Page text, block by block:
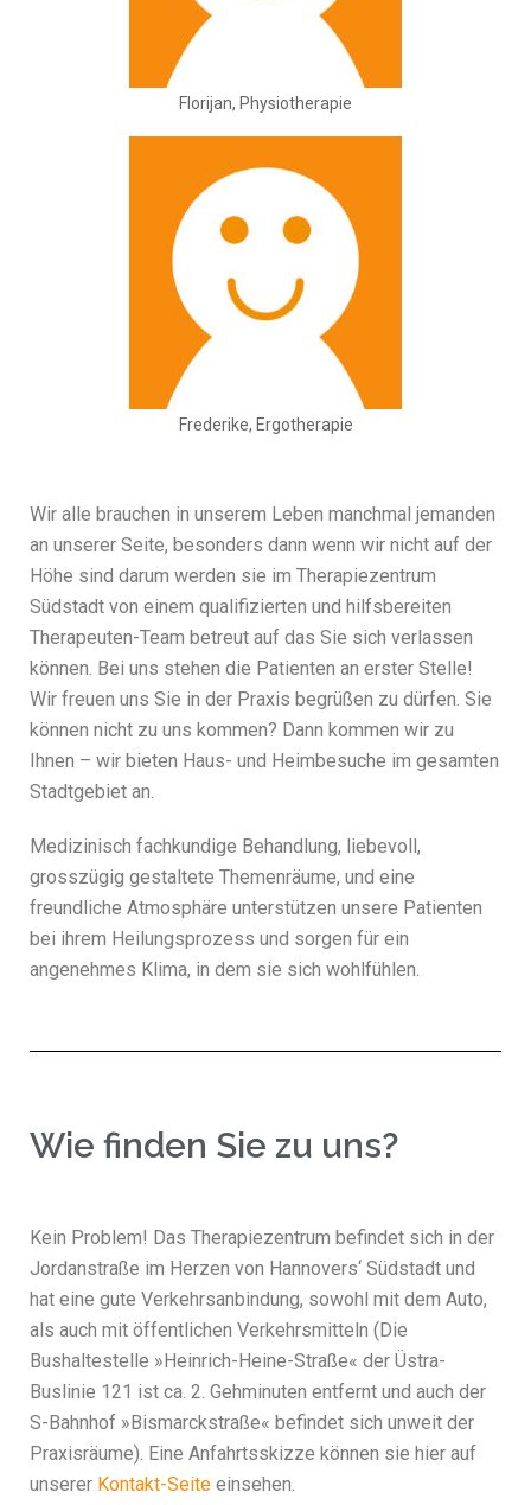
Florijan, Physiotherapie
Frederike, Ergotherapie
Wir alle brauchen in unserem Leben manchmal jemanden
an unserer Seite, besonders dann wenn wir nicht auf der
Höhe sind darum werden sie im Therapiezentrum
Südstadt von einem qualifizierten und hilfsbereiten
Therapeuten-Team betreut auf das Sie sich verlassen
können. Bei uns stehen die Patienten an erster Stelle!
Wir freuen uns Sie in der Praxis begrüßen zu dürfen. Sie
können nicht zu uns kommen? Dann kommen wir zu
Ihnen – wir bieten Haus- und Heimbesuche im gesamten
Stadtgebiet an.
Medizinisch fachkundige Behandlung, liebevoll,
grosszügig gestaltete Themenräume, und eine
freundliche Atmosphäre unterstützen unsere Patienten
bei ihrem Heilungsprozess und sorgen für ein
angenehmes Klima, in dem sie sich wohlfühlen.
Wie finden Sie zu uns?
Kein Problem! Das Therapiezentrum befindet sich in der
Jordanstraße im Herzen von Hannovers‘ Südstadt und
hat eine gute Verkehrsanbindung, sowohl mit dem Auto,
als auch mit öffentlichen Verkehrsmitteln (Die
Bushaltestelle »Heinrich-Heine-Straße« der Üstra-
Buslinie 121 ist ca. 2. Gehminuten entfernt und auch der
S-Bahnhof »Bismarckstraße« befindet sich unweit der
Praxisräume). Eine Anfahrtsskizze können sie hier auf
unserer Kontakt-Seite einsehen.